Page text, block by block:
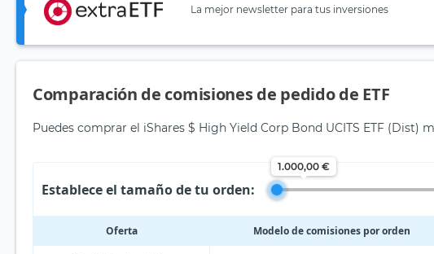
La mejor newsletter para tus inversiones
Comparación de comisiones de pedido de ETF
Puedes comprar el iShares $ High Yield Corp Bond UCITS ETF (Dist)
Establece el tamaño de tu orden:
1.000,00 €
Oferta Modelo de comisiones por orden